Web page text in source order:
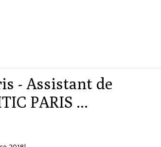
- Assistant de
PARIS ...